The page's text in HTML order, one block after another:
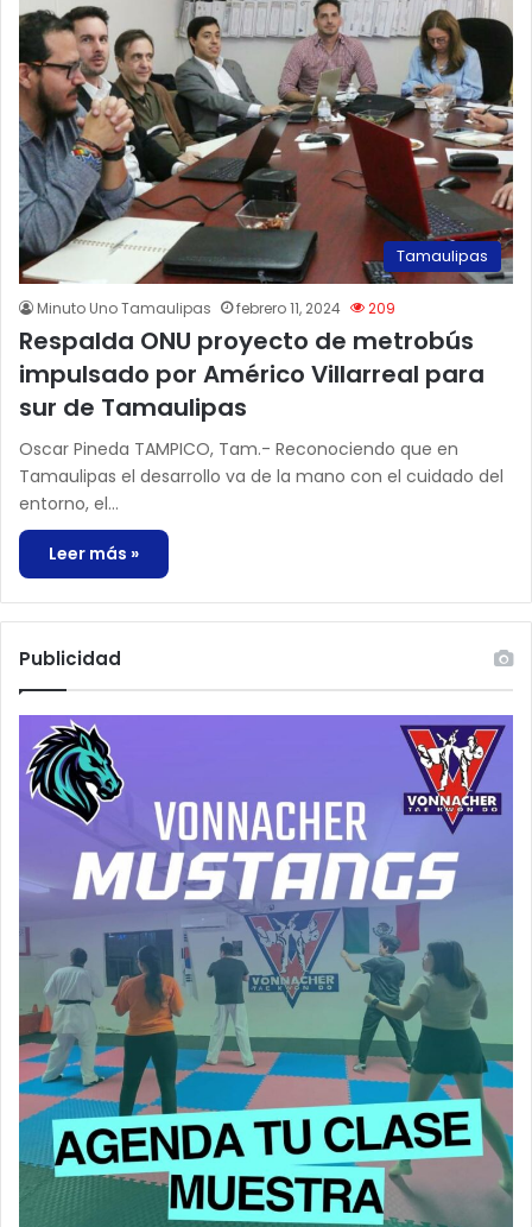
Tamaulipas
Minuto Uno Tamaulipas febrero 11, 2024 209
Respalda ONU proyecto de metrobús
impulsado por Américo Villarreal para
sur de Tamaulipas
Oscar Pineda TAMPICO, Tam.- Reconociendo que en
Tamaulipas el desarrollo va de la mano con el cuidado del
entorno, el…
Leer más »
Publicidad